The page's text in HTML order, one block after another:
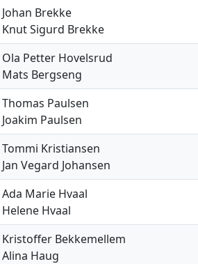
Johan Brekke
Knut Sigurd Brekke
Ola Petter Hovelsrud
Mats Bergseng
Thomas Paulsen
Joakim Paulsen
Tommi Kristiansen
Jan Vegard Johansen
Ada Marie Hvaal
Helene Hvaal
Kristoffer Bekkemellem
Alina Haug